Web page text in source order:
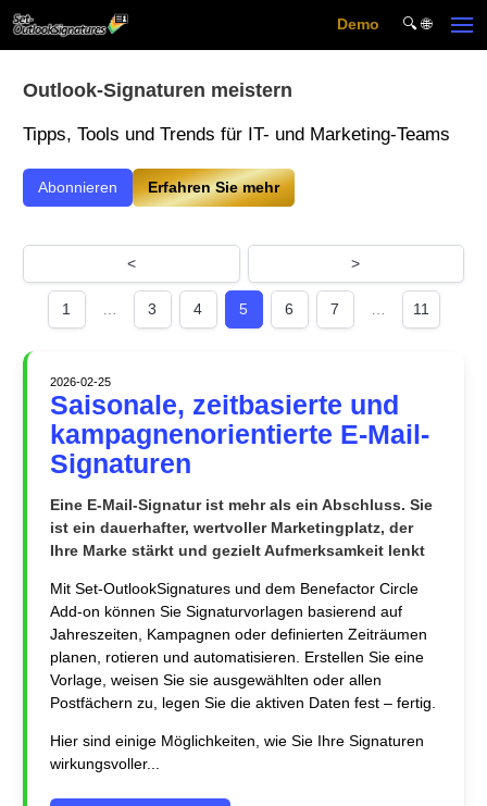
Demo 🔍︎ 🌐
Outlook-Signaturen meistern
Tipps, Tools und Trends für IT- und Marketing-Teams
Abonnieren Erfahren Sie mehr
< >
1 3 4 5 6 7 11
2026-02-25
Saisonale, zeitbasierte und
kampagnenorientierte E-Mail-
Signaturen
Eine E-Mail-Signatur ist mehr als ein Abschluss. Sie
ist ein dauerhafter, wertvoller Marketingplatz, der
Ihre Marke stärkt und gezielt Aufmerksamkeit lenkt
Mit Set-OutlookSignatures und dem Benefactor Circle
Add-on können Sie Signaturvorlagen basierend auf
Jahreszeiten, Kampagnen oder definierten Zeiträumen
planen, rotieren und automatisieren. Erstellen Sie eine
Vorlage, weisen Sie sie ausgewählten oder allen
Postfächern zu, legen Sie die aktiven Daten fest – fertig.
Hier sind einige Möglichkeiten, wie Sie Ihre Signaturen
wirkungsvoller...